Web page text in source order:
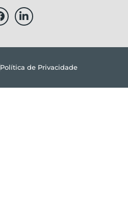
Política de Privacidade